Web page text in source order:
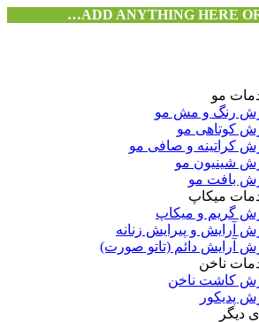
ADD ANYTHING HERE
مو
رنگ و مش مو
کوتاهی مو
کراتینه و صافی مو
شینیون مو
بافت مو
میکاپ
گریم و میکاپ
آرایش و پیرایش زنانه
آرایش دائم (تاتو صورت)
ناخن
کاشت ناخن
پدیکور
دیگر